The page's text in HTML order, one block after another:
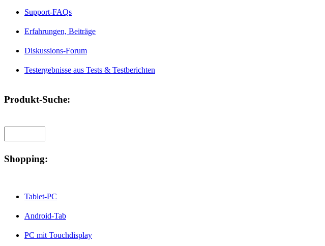
Support-FAQs
Erfahrungen, Beiträge
Diskussions-Forum
Testergebnisse aus Tests & Testberichten
Produkt-Suche:
Shopping:
Tablet-PC
Android-Tab
PC mit Touchdisplay